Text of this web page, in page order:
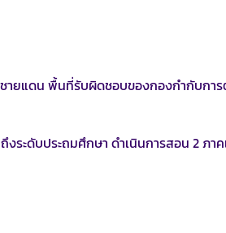
ายแดน พื้นที่รับผิดชอบของกองกำกับการ
ะดับประถมศึกษา ดำเนินการสอน 2 ภาค